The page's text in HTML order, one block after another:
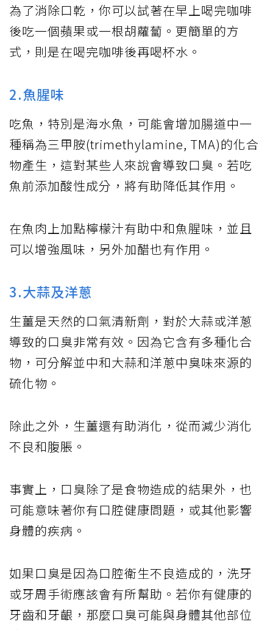
為了消除口乾，你可以試著在早上喝完咖啡
後吃一個蘋果或一根胡蘿蔔。更簡單的方
式，則是在喝完咖啡後再喝杯水。
2.魚腥味
吃魚，特別是海水魚，可能會增加腸道中一
種稱為三甲胺(trimethylamine, TMA)的化合
物產生，這對某些人來說會導致口臭。若吃
魚前添加酸性成分，將有助降低其作用。
在魚肉上加點檸檬汁有助中和魚腥味，並且
可以增強風味，另外加醋也有作用。
3.大蒜及洋蔥
生薑是天然的口氣清新劑，對於大蒜或洋蔥
導致的口臭非常有效。因為它含有多種化合
物，可分解並中和大蒜和洋蔥中臭味來源的
硫化物。
除此之外，生薑還有助消化，從而減少消化
不良和腹脹。
事實上，口臭除了是食物造成的結果外，也
可能意味著你有口腔健康問題，或其他影響
身體的疾病。
如果口臭是因為口腔衛生不良造成的，洗牙
或牙周手術應該會有所幫助。若你有健康的
牙齒和牙齦，那麼口臭可能與身體其他部位